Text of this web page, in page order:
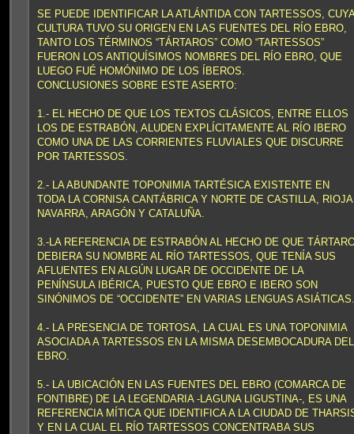
SE PUEDE IDENTIFICAR LA ATLÁNTIDA CON TARTESSOS, CUYA
CULTURA TUVO SU ORIGEN EN LAS FUENTES DEL RÍO EBRO,
TANTO LOS TÉRMINOS “TÁRTAROS” COMO “TARTESSOS”
FUERON LOS ANTIQUÍSIMOS NOMBRES DEL RÍO EBRO, QUE
LUEGO FUÉ HOMÓNIMO DE LOS ÍBEROS.
CONCLUSIONES SOBRE ESTE ASERTO:
1.- EL HECHO DE QUE LOS TEXTOS CLÁSICOS, ENTRE ELLOS
LOS DE ESTRABÓN, ALUDEN EXPLÍCITAMENTE AL RÍO IBERO
COMO UNA DE LAS CORRIENTES FLUVIALES QUE DISCURRE
POR TARTESSOS.
2.- LA ABUNDANTE TOPONIMIA TARTÉSICA EXISTENTE EN
TODA LA CORNISA CANTÁBRICA Y NORTE DE CASTILLA,
NAVARRA, ARAGÓN Y CATALUÑA.
3.-LA REFERENCIA DE ESTRABÓN AL HECHO DE QUE
DEBIERA SU NOMBRE AL RÍO TARTESSOS, QUE TENÍA SUS
AFLUENTES EN ALGÚN LUGAR DE OCCIDENTE DE LA
PENÍNSULA IBÉRICA, PUESTO QUE EBRO E IBERO SON
SINÓNIMOS DE “OCCIDENTE” EN VARIAS LENGUAS ASIÁTICAS.
4.- LA PRESENCIA DE TORTOSA, LA CUAL ES UNA TOPONIMIA
ASOCIADA A TARTESSOS EN LA MISMA DESEMBOCADURA DEL
EBRO.
5.- LA UBICACIÓN EN LAS FUENTES DEL EBRO (COMARCA DE
FONTIBRE) DE LA LEGENDARIA -LAGUNA LIGUSTINA-, ES UNA
REFERENCIA MÍTICA QUE IDENTIFICA A LA CIUDAD DE
Y EN LA CUAL EL RÍO TARTESSOS CONCENTRABA SUS